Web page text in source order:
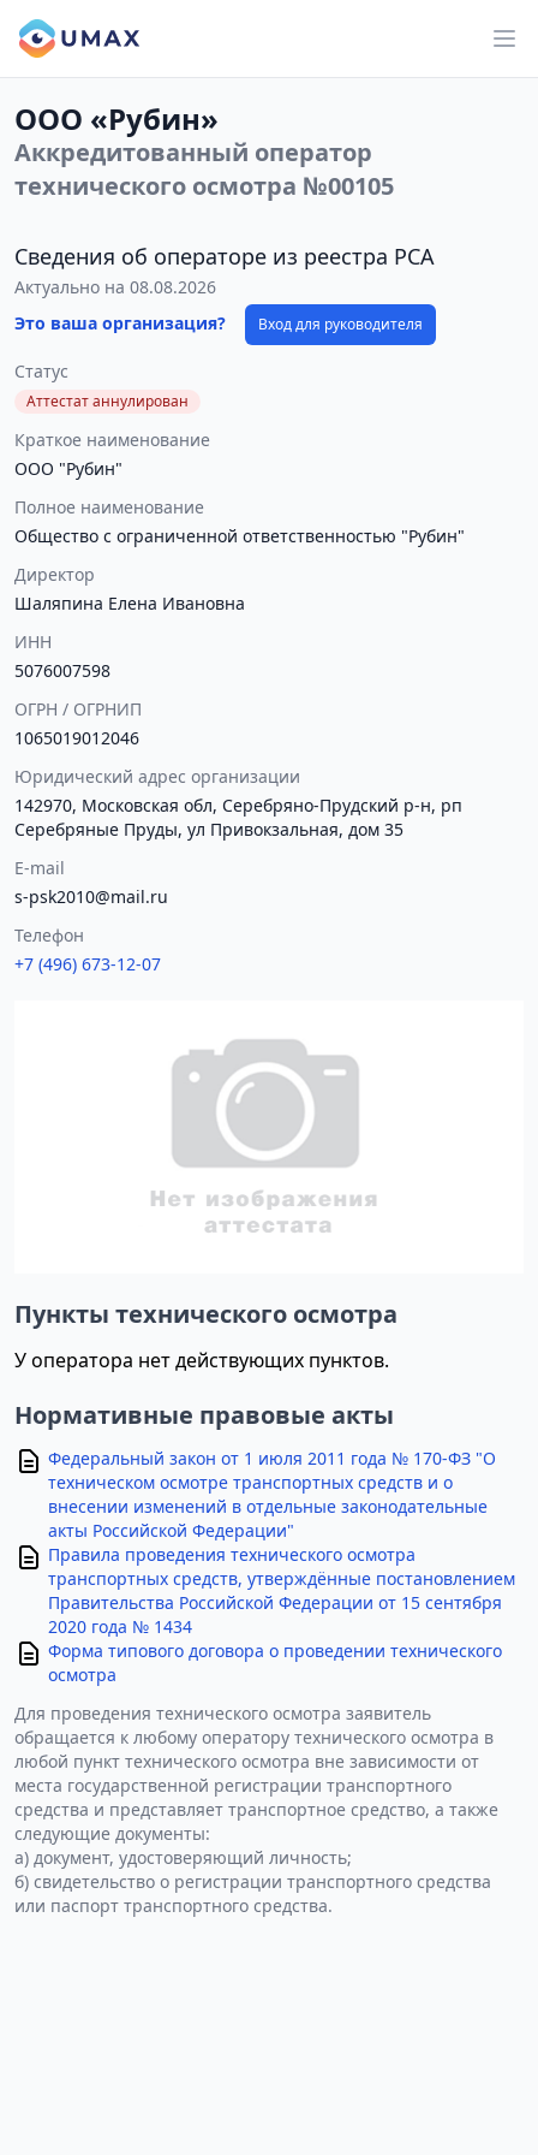
ООО «Рубин»
Аккредитованный оператор
технического осмотра №00105
Сведения об операторе из реестра РСА
Актуально на 08.08.2026
Это ваша организация?
Вход для руководителя
Статус
Аттестат аннулирован
Краткое наименование
ООО "Рубин"
Полное наименование
Общество с ограниченной ответственностью "Рубин"
Директор
Шаляпина Елена Ивановна
ИНН
5076007598
ОГРН / ОГРНИП
1065019012046
Юридический адрес организации
142970, Московская обл, Серебряно-Прудский р-н, рп
Серебряные Пруды, ул Привокзальная, дом 35
E-mail
s-psk2010@mail.ru
Телефон
+7 (496) 673-12-07
Пункты технического осмотра
У оператора нет действующих пунктов.
Нормативные правовые акты
Федеральный закон от 1 июля 2011 года № 170-ФЗ "О
техническом осмотре транспортных средств и о
внесении изменений в отдельные законодательные
акты Российской Федерации"
Правила проведения технического осмотра
транспортных средств, утверждённые постановлением
Правительства Российской Федерации от 15 сентября
2020 года № 1434
Форма типового договора о проведении технического
осмотра
Для проведения технического осмотра заявитель
обращается к любому оператору технического осмотра в
любой пункт технического осмотра вне зависимости от
места государственной регистрации транспортного
средства и представляет транспортное средство, а также
следующие документы:
а) документ, удостоверяющий личность;
б) свидетельство о регистрации транспортного средства
или паспорт транспортного средства.